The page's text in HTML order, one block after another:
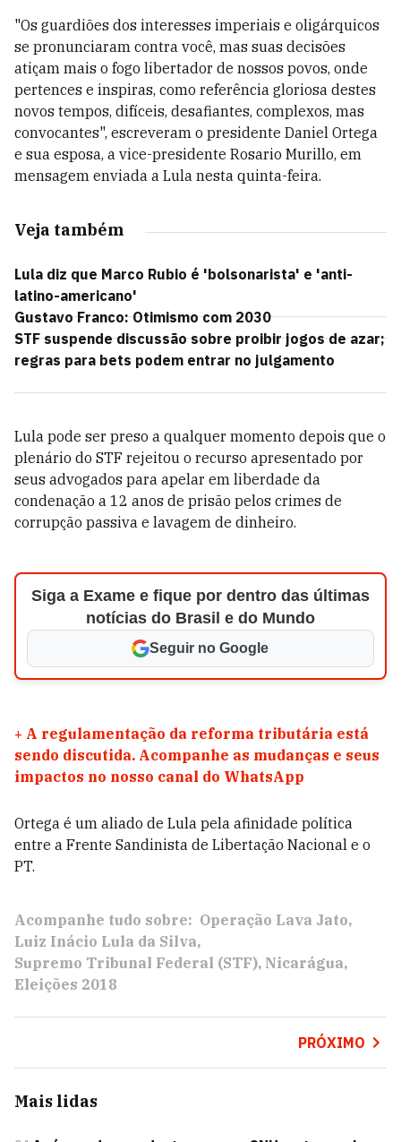
"Os guardiões dos interesses imperiais e oligárquicos
se pronunciaram contra você, mas suas decisões
atiçam mais o fogo libertador de nossos povos, onde
pertences e inspiras, como referência gloriosa destes
novos tempos, difíceis, desafiantes, complexos, mas
convocantes", escreveram o presidente Daniel Ortega
e sua esposa, a vice-presidente Rosario Murillo, em
mensagem enviada a Lula nesta quinta-feira.
Veja também
Lula diz que Marco Rubio é 'bolsonarista' e 'anti-
latino-americano'
Gustavo Franco: Otimismo com 2030
STF suspende discussão sobre proibir jogos de azar;
regras para bets podem entrar no julgamento
Lula pode ser preso a qualquer momento depois que o
plenário do STF rejeitou o recurso apresentado por
seus advogados para apelar em liberdade da
condenação a 12 anos de prisão pelos crimes de
corrupção passiva e lavagem de dinheiro.
Siga a Exame e fique por dentro das últimas
notícias do Brasil e do Mundo
Seguir no Google
+ A regulamentação da reforma tributária está
sendo discutida. Acompanhe as mudanças e seus
impactos no nosso canal do WhatsApp
Ortega é um aliado de Lula pela afinidade política
entre a Frente Sandinista de Libertação Nacional e o
PT.
Acompanhe tudo sobre: Operação Lava Jato
Luiz Inácio Lula da Silva
Supremo Tribunal Federal (STF) Nicarágua
Eleições 2018
PRÓXIMO
Mais lidas